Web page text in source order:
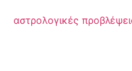
αστρολογικές